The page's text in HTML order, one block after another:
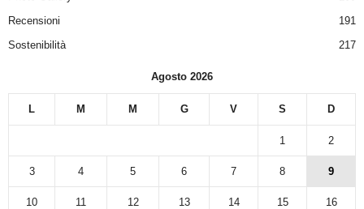
Recensioni
191
Sostenibilità
217
Agosto 2026
L M M G V S D
1 2
3 4 5 6 7 8 9
10 11 12 13 14 15 16